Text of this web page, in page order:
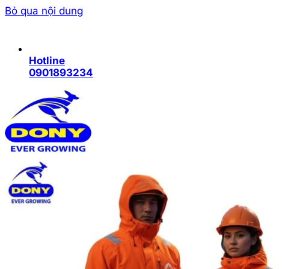
Bỏ qua nội dung
Hotline
0901893234
Trang chủ